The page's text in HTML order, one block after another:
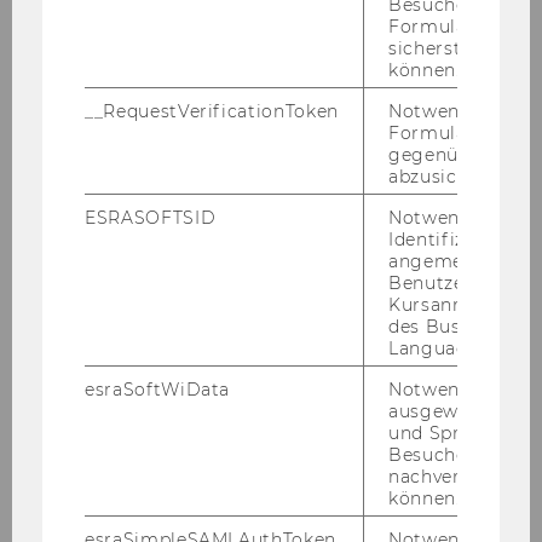
Faculty
Prof. Eva Eberhartinger
Prof. Dominika Langenmayr
Besucher zu
sicherstellen zu
können.
__RequestVerificationToken
Notwendig, um
gegenüber
abzusichern.
ESRASOFTSID
Notwendig zur
Identifizierung
angemeldeten
Benutzers im
des Business
Language
esraSoftWiData
Notwendig um
ausgewählte
und
Besuchers
nachverfolgen
können.